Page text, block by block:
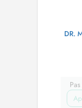
DR.